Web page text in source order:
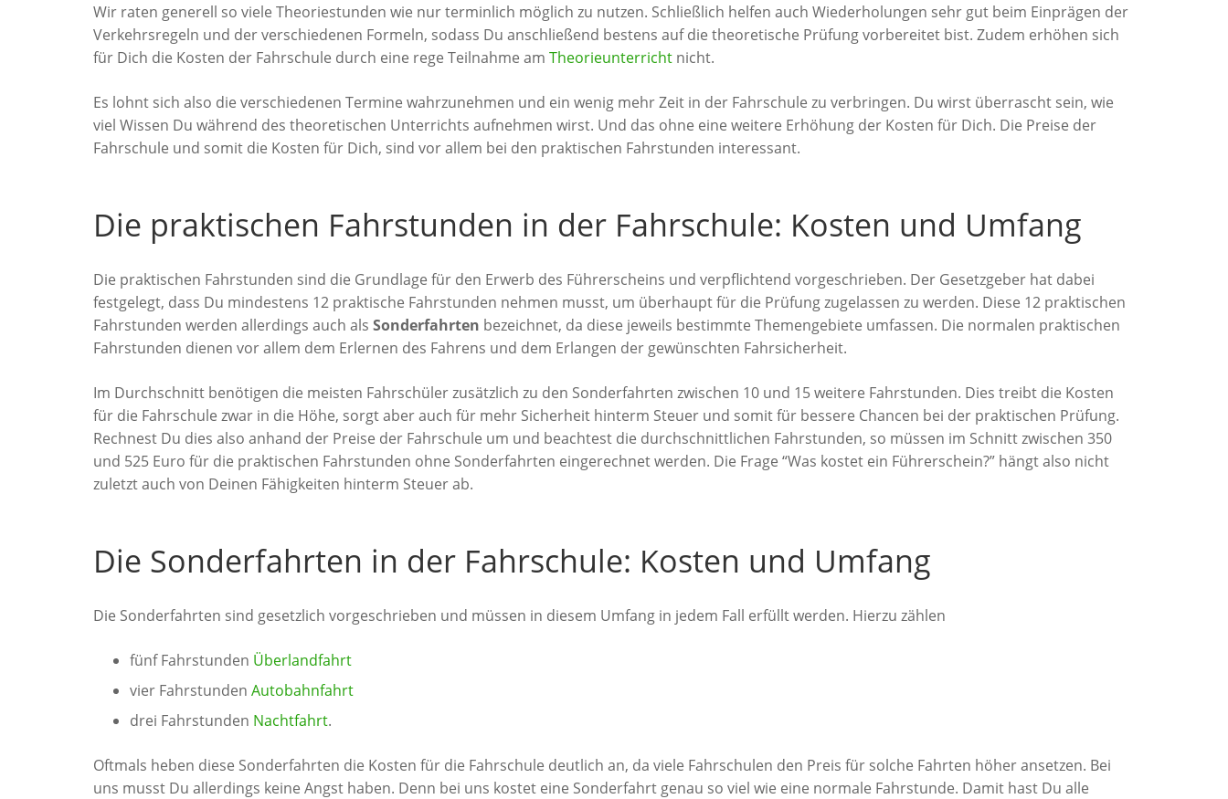
Wir raten generell so viele Theoriestunden wie nur terminlich möglich zu nutzen. Schließlich helfen auch Wiederholungen sehr gut beim Einprägen der
Verkehrsregeln und der verschiedenen Formeln, sodass Du anschließend bestens auf die theoretische Prüfung vorbereitet bist. Zudem erhöhen sich
für Dich die Kosten der Fahrschule durch eine rege Teilnahme am Theorieunterricht nicht.
Es lohnt sich also die verschiedenen Termine wahrzunehmen und ein wenig mehr Zeit in der Fahrschule zu verbringen. Du wirst überrascht sein, wie
viel Wissen Du während des theoretischen Unterrichts aufnehmen wirst. Und das ohne eine weitere Erhöhung der Kosten für Dich. Die Preise der
Fahrschule und somit die Kosten für Dich, sind vor allem bei den praktischen Fahrstunden interessant.
Die praktischen Fahrstunden in der Fahrschule: Kosten und Umfang
Die praktischen Fahrstunden sind die Grundlage für den Erwerb des Führerscheins und verpflichtend vorgeschrieben. Der Gesetzgeber hat dabei
festgelegt, dass Du mindestens 12 praktische Fahrstunden nehmen musst, um überhaupt für die Prüfung zugelassen zu werden. Diese 12 praktischen
Fahrstunden werden allerdings auch als Sonderfahrten bezeichnet, da diese jeweils bestimmte Themengebiete umfassen. Die normalen praktischen
Fahrstunden dienen vor allem dem Erlernen des Fahrens und dem Erlangen der gewünschten Fahrsicherheit.
Im Durchschnitt benötigen die meisten Fahrschüler zusätzlich zu den Sonderfahrten zwischen 10 und 15 weitere Fahrstunden. Dies treibt die Kosten
für die Fahrschule zwar in die Höhe, sorgt aber auch für mehr Sicherheit hinterm Steuer und somit für bessere Chancen bei der praktischen Prüfung.
Rechnest Du dies also anhand der Preise der Fahrschule um und beachtest die durchschnittlichen Fahrstunden, so müssen im Schnitt zwischen 350
und 525 Euro für die praktischen Fahrstunden ohne Sonderfahrten eingerechnet werden. Die Frage “Was kostet ein Führerschein?” hängt also nicht
zuletzt auch von Deinen Fähigkeiten hinterm Steuer ab.
Die Sonderfahrten in der Fahrschule: Kosten und Umfang
Die Sonderfahrten sind gesetzlich vorgeschrieben und müssen in diesem Umfang in jedem Fall erfüllt werden. Hierzu zählen
fünf Fahrstunden Überlandfahrt
vier Fahrstunden Autobahnfahrt
drei Fahrstunden Nachtfahrt.
Oftmals heben diese Sonderfahrten die Kosten für die Fahrschule deutlich an, da viele Fahrschulen den Preis für solche Fahrten höher ansetzen. Bei
uns musst Du allerdings keine Angst haben. Denn bei uns kostet eine Sonderfahrt genau so viel wie eine normale Fahrstunde. Damit hast Du alle